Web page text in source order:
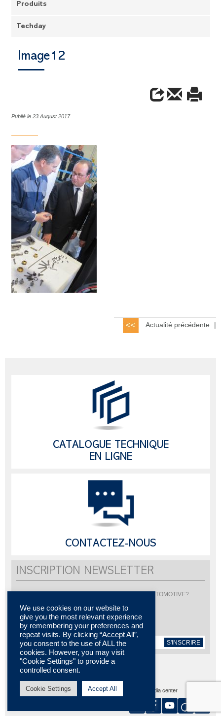
Produits
Techday
Image12
Publié le 23 August 2017
Actualité précédente |
CATALOGUE TECHNIQUE
EN LIGNE
CONTACTEZ-NOUS
INSCRIPTION NEWSLETTER
Vous souhaitez être informé de l'actualité de LISI AUTOMOTIVE?
Inscrivez-vous pour recevoir notre newsletter
S'INSCRIRE
Plan du site MENTIONS LÉGALES Contactez-nous
Media center
We use cookies on our website to
give you the most relevant experience
by remembering your preferences and
repeat visits. By clicking “Accept All”,
you consent to the use of ALL the
cookies. However, you may visit
"Cookie Settings" to provide a
controlled consent.
Cookie Settings Accept All